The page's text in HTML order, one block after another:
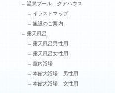
温泉プール クアハウス
イラストマップ
施設のご案内
露天風呂
露天風呂男性用
露天風呂女性用
室内浴場
本館大浴場 男性用
本館大浴場 女性用